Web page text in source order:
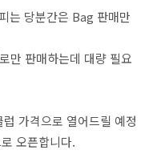
는 당분간은 Bag 판매만
만 판매하는데 대량 필요
가격으로 열어드릴 예정
오픈합니다.